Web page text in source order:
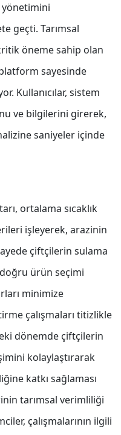
yönetimini
geçti. Tarımsal
öneme sahip olan
sayesinde
Kullanıcılar, sistem
ve bilgilerini girerek,
saniyeler içinde
ortalama sıcaklık
işleyerek, arazinin
çiftçilerin sulama
ürün seçimi
minimize
çalışmaları titizlikle
dönemde çiftçilerin
kolaylaştırarak
katkı sağlaması
tarımsal verimliliği
çalışmalarının ilgili